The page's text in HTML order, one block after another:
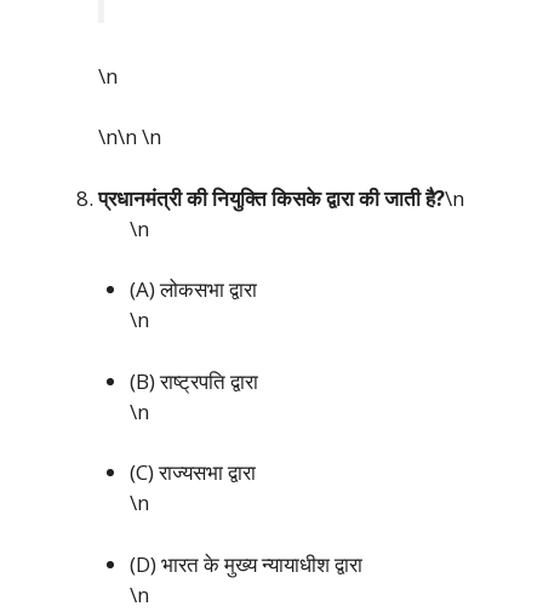
\n
\n\n\n
प्रधानमंत्री की नियुक्ति किसके द्वारा की जाती है?\n
\n
(A) लोकसभा द्वारा
\n
(B) राष्ट्रपति द्वारा
\n
(C) राज्यसभा द्वारा
\n
(D) भारत के मुख्य न्यायाधीश द्वारा
\n